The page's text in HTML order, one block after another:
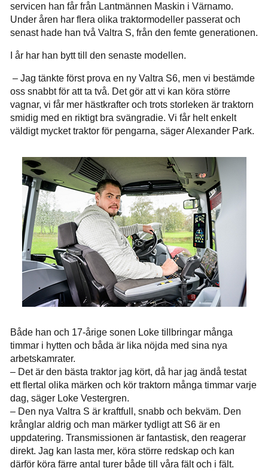
servicen han får från Lantmännen Maskin i Värnamo.
Under åren har flera olika traktormodeller passerat och
senast hade han två Valtra S, från den femte generationen.
I år har han bytt till den senaste modellen.
– Jag tänkte först prova en ny Valtra S6, men vi bestämde
oss snabbt för att ta två. Det gör att vi kan köra större
vagnar, vi får mer hästkrafter och trots storleken är traktorn
smidig med en riktigt bra svängradie. Vi får helt enkelt
väldigt mycket traktor för pengarna, säger Alexander Park.
Både han och 17-årige sonen Loke tillbringar många
timmar i hytten och båda är lika nöjda med sina nya
arbetskamrater.
– Det är den bästa traktor jag kört, då har jag ändå testat
ett flertal olika märken och kör traktorn många timmar varje
dag, säger Loke Vestergren.
– Den nya Valtra S är kraftfull, snabb och bekväm. Den
krånglar aldrig och man märker tydligt att S6 är en
uppdatering. Transmissionen är fantastisk, den reagerar
direkt. Jag kan lasta mer, köra större redskap och kan
därför köra färre antal turer både till våra fält och i fält.